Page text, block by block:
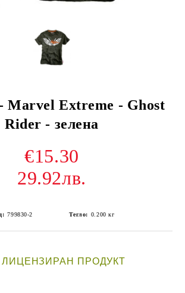
Marvel Extreme - Ghost
Rider - зелена
€15.30
29.92лв.
799830-2 Тегло: 0.200 кг
ПРОДУКТ